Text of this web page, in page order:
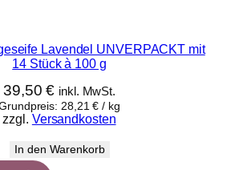
Lavendel UNVERPACKT mit
14 Stück à 100 g
39,50€ inkl. MwSt.
28,21€ / kg
zzgl. Versandkosten
In den Warenkorb